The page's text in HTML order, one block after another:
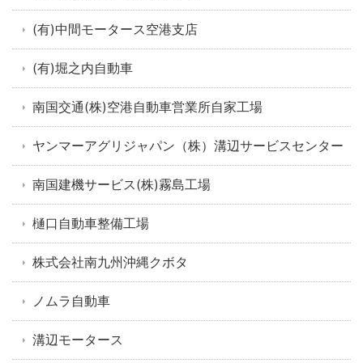
(有)中間モータース空港支店
(有)堀之内自動車
南国交通(株)空港自動車営業所自家工場
ヤンマーアグリジャパン（株）溝辺サービスセンター
南国建機サービス(株)霧島工場
樋口自動車整備工場
株式会社南九州沖縄クボタ
ノムラ自動車
溝辺モータース